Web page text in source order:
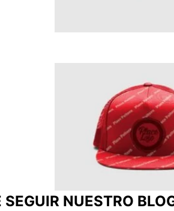
SEGUIR NUESTRO